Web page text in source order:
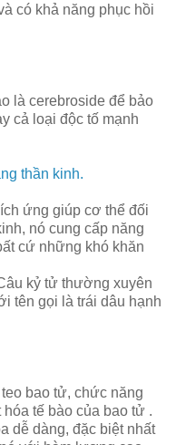
có khả năng phục hồi
là cerebroside để bảo
cả loại độc tố mạnh
thần kinh.
ứng giúp cơ thể đối
nó cung cấp năng
cứ những khó khăn
kỷ tử thường xuyên
tên gọi là trái dâu hạnh
bao tử, chức năng
tế bào của bao tử .
dễ dàng, đặc biệt nhất